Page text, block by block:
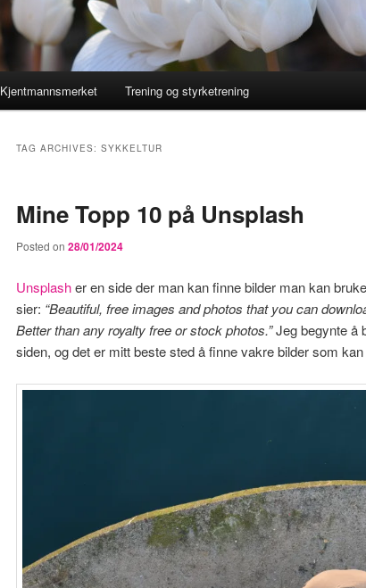
Kjentmannsmerket Trening og styrketrening
TAG ARCHIVES: SYKKELTUR
Mine Topp 10 på Unsplash
Posted on 28/01/2024
Unsplasher en side der man kan finne bilder man kan
sier: “Beautiful, free images and photos that you can
Better than any royalty free or stock photos.”Jeg begynte å
siden, og det er mitt beste sted å finne vakre bilder som